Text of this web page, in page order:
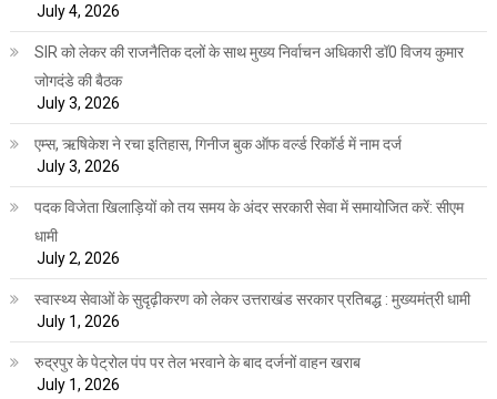
July 4, 2026
SIR को लेकर की राजनैतिक दलों के साथ मुख्य निर्वाचन अधिकारी डॉ0 विजय कुमार
जोगदंडे की बैठक
July 3, 2026
एम्स, ऋषिकेश ने रचा इतिहास, गिनीज बुक ऑफ वर्ल्ड रिकॉर्ड में नाम दर्ज
July 3, 2026
पदक विजेता खिलाड़ियों को तय समय के अंदर सरकारी सेवा में समायोजित करें: सीएम
धामी
July 2, 2026
स्वास्थ्य सेवाओं के सुदृढ़ीकरण को लेकर उत्तराखंड सरकार प्रतिबद्ध : मुख्यमंत्री धामी
July 1, 2026
रुद्रपुर के पेट्रोल पंप पर तेल भरवाने के बाद दर्जनों वाहन खराब
July 1, 2026